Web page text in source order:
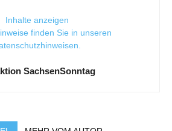
Inhalte anzeigen
finden Sie in unseren
SachsenSonntag